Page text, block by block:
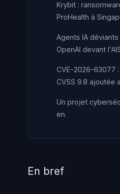
Krybit :
ProHealth à
Agents IA
OpenAI devant
CVE-2026-63077 :
CVSS 9.8 ajoutée
Un projet
en.
En bref